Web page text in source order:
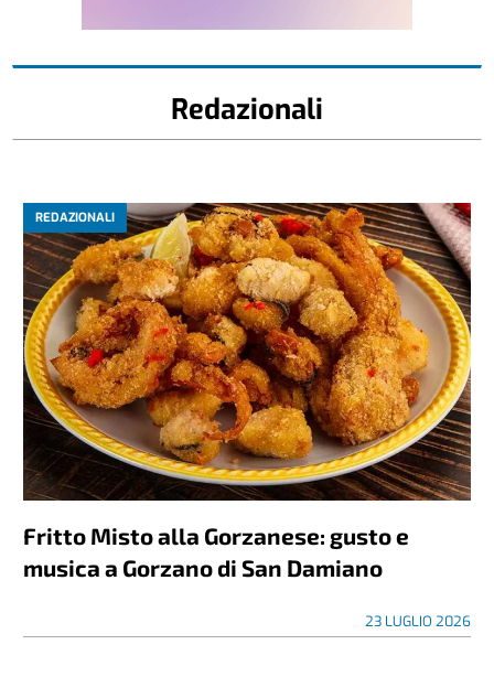
Redazionali
REDAZIONALI
Fritto Misto alla Gorzanese: gusto e
musica a Gorzano di San Damiano
23 LUGLIO 2026